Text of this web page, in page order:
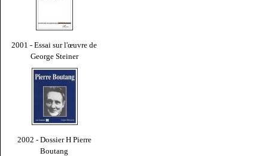
2001 - Essai sur l'œuvre de
George Steiner
2002 - Dossier H Pierre
Boutang